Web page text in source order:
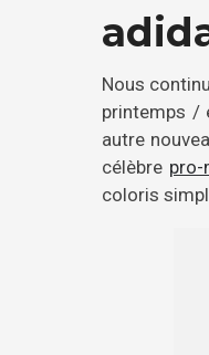
Nous
printemps /
autre
célèbre pro-
coloris